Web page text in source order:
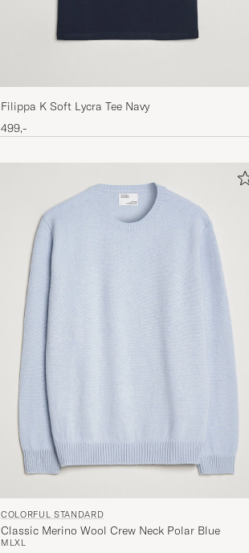
Filippa K Soft Lycra Tee Navy
499,-
COLORFUL STANDARD
Classic Merino Wool Crew Neck Polar Blue
M LXL